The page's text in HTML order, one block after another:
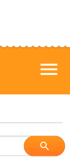
menu